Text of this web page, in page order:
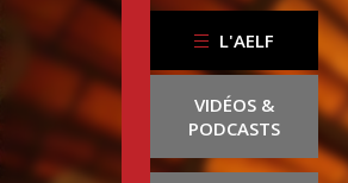
L'AELF
VIDÉOS &
PODCASTS